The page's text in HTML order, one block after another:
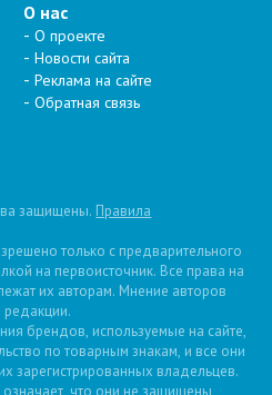
О нас
О проекте
Новости сайта
Реклама на сайте
Обратная связь
защищены. Правила
только с предварительного
на первоисточник. Все права на
их авторам. Мнение авторов
редакции.
брендов, используемые на сайте,
по товарным знакам, и все они
зарегистрированных владельцев.